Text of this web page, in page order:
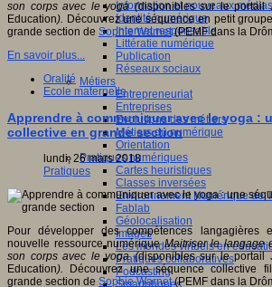
Information et nouveaux médias
Identité numérique
Internet responsable
Littératie numérique
Publication
Réseaux sociaux
Métiers
Entrepreneuriat
Entreprises
Evolutions des métiers
Métiers du numérique
Orientation
Pratiques numériques
Cartes heuristiques
Classes inversées
Environnement Numérique de
Fablab
Géolocalisation
Images
Les mondes virtuels en
Pratiques collaboratives
Podcasting
Smartphones
son corps avec le yoga (disponibles sur le portail
Education). Découvrez une séquence en petit
grande section de Sophie Warnet(PEMF dans la
En savoir plus...
Oralité
Ecole maternelle
Apprendre à communiquer avec le yoga :
collective en grande section
lundi, 26 mars 2018
Pratiques
Pour développer des compétences langagières
nouvelle ressource numériqueMaitriser le langage
son corps avec le yoga (disponibles sur le portail
Education).
Découvrez une séquence collective
grande section de Sophie Warnet(PEMF dans la